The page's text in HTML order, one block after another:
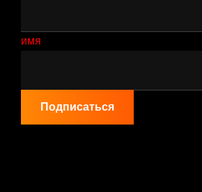
имя
Подписаться